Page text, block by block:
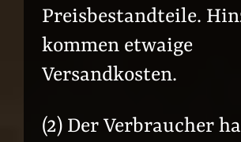
Preisbestandteile.
kommen etwaige
Versandkosten.
(2) Der Verbraucher